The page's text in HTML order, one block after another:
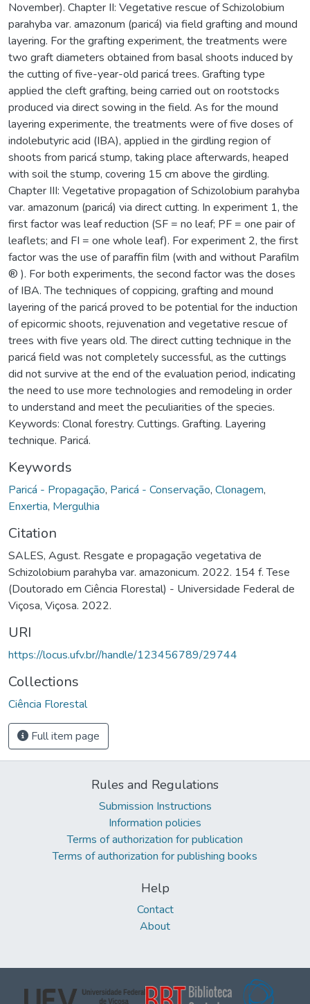
November). Chapter II: Vegetative rescue of Schizolobium
parahyba var. amazonum (paricá) via field grafting and mound
layering. For the grafting experiment, the treatments were
two graft diameters obtained from basal shoots induced by
the cutting of five-year-old paricá trees. Grafting type
applied the cleft grafting, being carried out on rootstocks
produced via direct sowing in the field. As for the mound
layering experimente, the treatments were of five doses of
indolebutyric acid (IBA), applied in the girdling region of
shoots from paricá stump, taking place afterwards, heaped
with soil the stump, covering 15 cm above the girdling.
Chapter III: Vegetative propagation of Schizolobium parahyba
var. amazonum (paricá) via direct cutting. In experiment 1, the
first factor was leaf reduction (SF = no leaf; PF = one pair of
leaflets; and FI = one whole leaf). For experiment 2, the first
factor was the use of paraffin film (with and without Parafilm
® ). For both experiments, the second factor was the doses
of IBA. The techniques of coppicing, grafting and mound
layering of the paricá proved to be potential for the induction
of epicormic shoots, rejuvenation and vegetative rescue of
trees with five years old. The direct cutting technique in the
paricá field was not completely successful, as the cuttings
did not survive at the end of the evaluation period, indicating
the need to use more technologies and remodeling in order
to understand and meet the peculiarities of the species.
Keywords: Clonal forestry. Cuttings. Grafting. Layering
technique. Paricá.
Keywords
Paricá - Propagação, Paricá - Conservação, Clonagem,
Enxertia, Mergulhia
Citation
SALES, Agust. Resgate e propagação vegetativa de
Schizolobium parahyba var. amazonicum. 2022. 154 f. Tese
(Doutorado em Ciência Florestal) - Universidade Federal de
Viçosa, Viçosa. 2022.
URI
https://locus.ufv.br//handle/123456789/29744
Collections
Ciência Florestal
Full item page
Rules and Regulations
Submission Instructions
Information policies
Terms of authorization for publication
Terms of authorization for publishing books
Help
Contact
About